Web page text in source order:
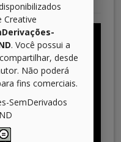
Creative
. Você possui a
desde
Não poderá
fins comerciais.
SemDerivados